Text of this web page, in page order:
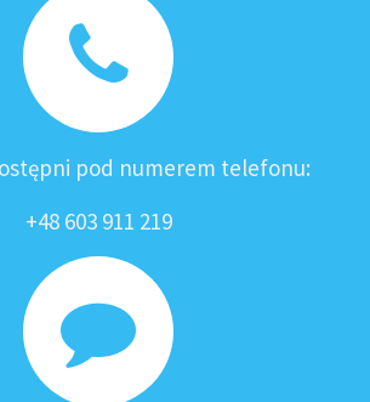
pod numerem telefonu:
+48 603 911 219